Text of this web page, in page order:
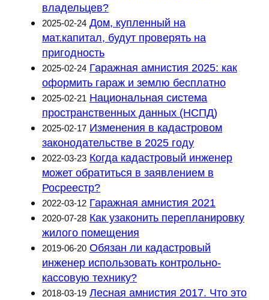
владельцев?
2025-02-24 Дом, купленный на
мат.капитал, будут проверять на
пригодность
2025-02-24 Гаражная амнистия 2025: как
оформить гараж и землю бесплатно
2025-02-21 Национальная система
пространственных данных (НСПД)
2025-02-17 Изменения в кадастровом
законодательстве в 2025 году
2022-03-23 Когда кадастровый инженер
может обратиться в заявлением в
Росреестр?
2022-03-12 Гаражная амнистия 2021
2020-07-28 Как узаконить перепланировку
жилого помещения
2019-06-20 Обязан ли кадастровый
инженер использовать контрольно-
кассовую технику?
2018-03-19 Лесная амнистия 2017. Что это